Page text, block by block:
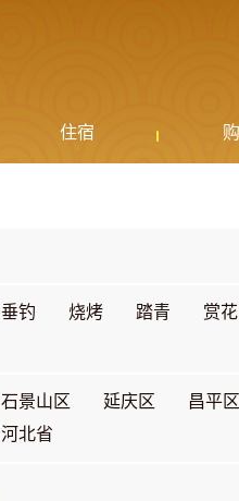
住宿
垂钓 烧烤 踏青 赏花
石景山区 延庆区 昌平区
河北省